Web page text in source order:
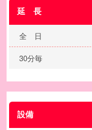
延 長
全 日
30分毎
設備